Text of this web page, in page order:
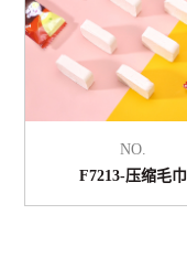
NO.
F7213-压缩毛巾